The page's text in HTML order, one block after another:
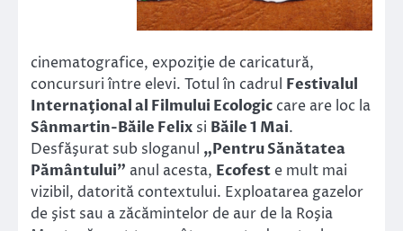
cinematografice, expoziţie de caricatură,
concursuri între elevi. Totul în cadrul Festivalul
Internaţional al Filmului Ecologic care are loc la
Sânmartin-Băile Felix si Băile 1 Mai.
Desfăşurat sub sloganul „Pentru Sănătatea
Pământului” anul acesta, Ecofest e mult mai
vizibil, datorită contextului. Exploatarea gazelor
de şist sau a zăcămintelor de aur de la Roşia